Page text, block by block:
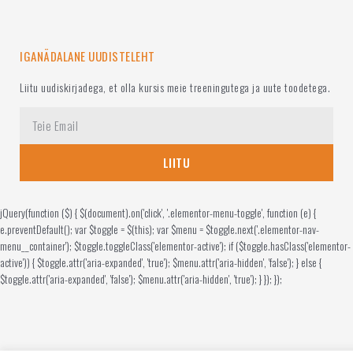
IGANÄDALANE UUDISTELEHT
Liitu uudiskirjadega, et olla kursis meie treeningutega ja uute toodetega.
LIITU
jQuery(function ($) { $(document).on('click', '.elementor-menu-toggle', function (e) {
e.preventDefault(); var $toggle = $(this); var $menu = $toggle.next('.elementor-nav-
menu__container'); $toggle.toggleClass('elementor-active'); if ($toggle.hasClass('elementor-
active')) { $toggle.attr('aria-expanded', 'true'); $menu.attr('aria-hidden', 'false'); } else {
$toggle.attr('aria-expanded', 'false'); $menu.attr('aria-hidden', 'true'); } }); });